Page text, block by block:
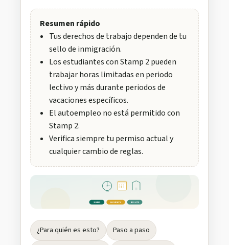
Resumen rápido
Tus derechos de trabajo dependen de tu
sello de inmigración.
Los estudiantes con Stamp 2 pueden
trabajar horas limitadas en periodo
lectivo y más durante periodos de
vacaciones específicos.
El autoempleo no está permitido con
Stamp 2.
Verifica siempre tu permiso actual y
cualquier cambio de reglas.
20h
20 HRS HOLIDAYS RIGHTS
¿Para quién es esto?
Paso a paso